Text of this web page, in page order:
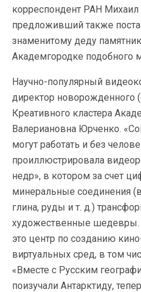
корреспондент РАН
предложивший также
знаменитому деду
Академгородке подобного
Научно-популярный
директор новорожденного
Креативного кластера
Валериановна Юрченко.
могут работать и без
проиллюстрировала
недр», в котором за счет
минеральные соединения
глина, руды и т. д.)
художественные шедевры.
это центр по созданию
виртуальных сред, в том
«Вместе с Русским
поизучали Антарктиду,